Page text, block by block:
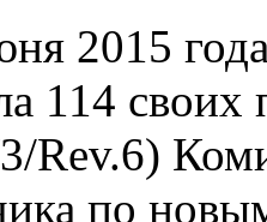
2015
114
Rev.6)
по